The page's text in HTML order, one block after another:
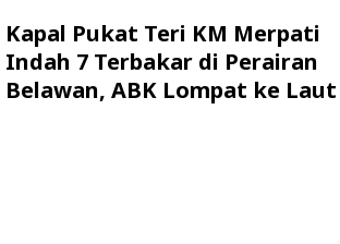
Kapal Pukat Teri KM Merpati
Indah 7 Terbakar di Perairan
Belawan, ABK Lompat ke Laut